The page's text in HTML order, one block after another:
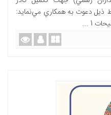
ذیل دعوت به همكاري مي‌نمايد:
1 ...